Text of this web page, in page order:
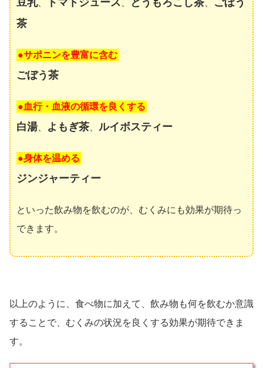
、
茶
●サポニンを豊富に含む
ごぼう茶
●血行・血液の循環を良くする
白湯、 よもぎ茶 ルイボスティー
●身体を温める
ジンジャーティー
といった飲み物を飲むのが、むくみにも効果が期待っ
できます。
以上のように、食べ物に加えて、飲み物も何を飲むか意識
することで、むくみの状況を良くする効果が期待できま
す。